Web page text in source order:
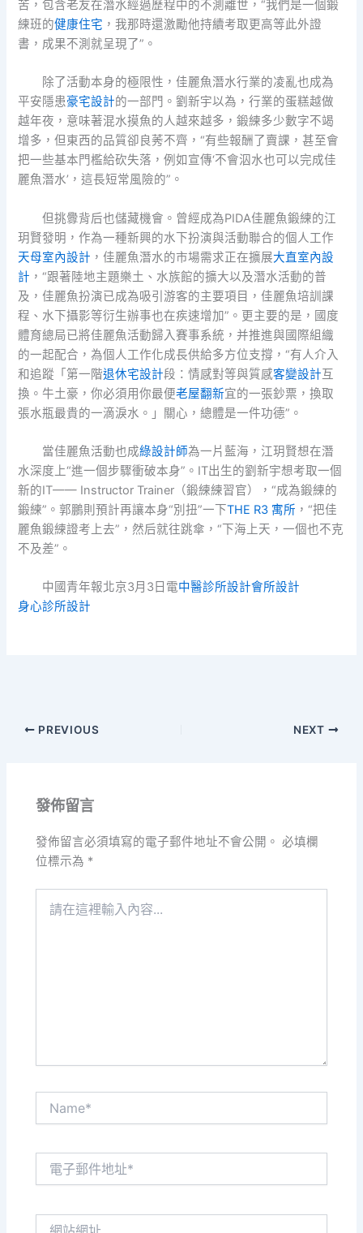
苦，包含老友在潛水經過歷程中的不測離世，“我們是一個鍛
練班的健康住宅 ，我那時還激勵他持續考取更高等此外證
書，成果不測就呈現了”。
除了活動本身的極限性，佳麗魚潛水行業的凌亂也成為
平安隱患豪宅設計的一部門。劉新宇以為，行業的蛋糕越做
越年夜，意味著混水摸魚的人越來越多，鍛練多少數字不竭
增多，但東西的品質卻良莠不齊，“有些報酬了賣課，甚至會
把一些基本門檻給砍失落，例如宣傳‘不會泅水也可以完成佳
麗魚潛水’，這長短常風險的”。
但挑釁背后也儲藏機會。曾經成為PIDA佳麗魚鍛練的江
玥賢發明，作為一種新興的水下扮演與活動聯合的個人工作
天母室內設計 ，佳麗魚潛水的市場需求正在擴展大直室內設
計 ，“跟著陸地主題樂土、水族館的擴大以及潛水活動的普
及，佳麗魚扮演已成為吸引游客的主要項目，佳麗魚培訓課
程、水下攝影等衍生辦事也在疾速增加”。更主要的是，國度
體育總局已將佳麗魚活動歸入賽事系統，并推進與國際組織
的一起配合，為個人工作化成長供給多方位支撐，“有人介入
和追蹤「第一階退休宅設計段：情感對等與質感客變設計互
換。牛土豪，你必須用你最便老屋翻新宜的一張鈔票，換取
張水瓶最貴的一滴淚水。」關心，總體是一件功德”。
當佳麗魚活動也成綠設計師為一片藍海，江玥賢想在潛
水深度上“進一個步驟衝破本身”。IT出生的劉新宇想考取一個
新的IT—— Instructor Trainer（鍛練練習官），“成為鍛練的
鍛練”。郭鵬則預計再讓本身“別扭”一下THE R3 寓所 ，“把佳
麗魚鍛練證考上去”，然后就往跳傘，“下海上天，一個也不克
不及差”。
中國青年報北京3月3日電中醫診所設計會所設計
身心診所設計
PREVIOUS NEXT
發佈留言
發佈留言必須填寫的電子郵件地址不會公開。 必填欄
位標示為 *